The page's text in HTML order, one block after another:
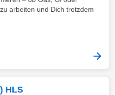
zu arbeiten und Dich trotzdem
HLS